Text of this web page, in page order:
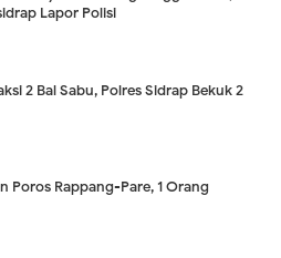
Lapor Polisi
2 Bal Sabu, Polres Sidrap Bekuk 2
Poros Rappang-Pare, 1 Orang